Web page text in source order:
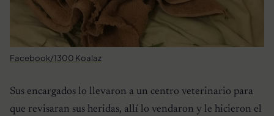
Facebook/1300 Koalaz
Sus encargados lo llevaron a un centro veterinario para
que revisaran sus heridas, allí lo vendaron y le hicieron el